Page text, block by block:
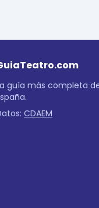
guía más completa
CDAEM